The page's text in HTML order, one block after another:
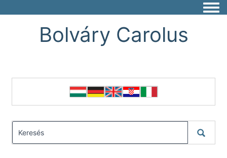
Bolváry Carolus